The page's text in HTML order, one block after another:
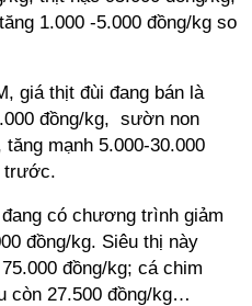
1.000 -5.000 đồng/kg so
giá thịt đùi đang bán là
đồng/kg, sườn non
mạnh 5.000-30.000
trước.
có chương trình giảm
đồng/kg. Siêu thị này
đồng/kg; cá chim
còn 27.500 đồng/kg…